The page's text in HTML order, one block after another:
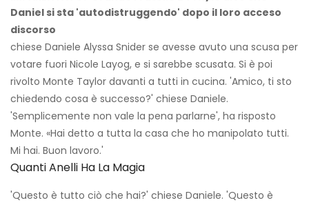
Daniel si sta 'autodistruggendo' dopo il loro acceso
discorso
chiese Daniele Alyssa Snider se avesse avuto una scusa per
votare fuori Nicole Layog, e si sarebbe scusata. Si è poi
rivolto Monte Taylor davanti a tutti in cucina. 'Amico, ti sto
chiedendo cosa è successo?' chiese Daniele.
'Semplicemente non vale la pena parlarne', ha risposto
Monte. «Hai detto a tutta la casa che ho manipolato tutti.
Mi hai. Buon lavoro.'
Quanti Anelli Ha La Magia
'Questo è tutto ciò che hai?' chiese Daniele. 'Questo è